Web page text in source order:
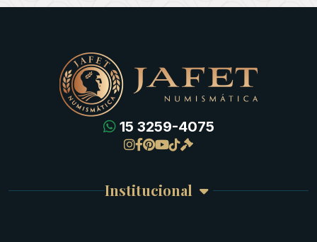
15 3259-4075
Institucional
Meus Pedidos
Carrinho de Compra
Gregas
Byzantinas
Bíblicas